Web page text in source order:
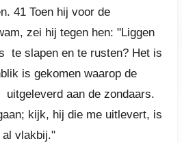
41 Toen hij voor de
zei hij tegen hen: "Liggen
te slapen en te rusten? Het is
is gekomen waarop de
uitgeleverd aan de zondaars.
kijk, hij die me uitlevert, is
al vlakbij."